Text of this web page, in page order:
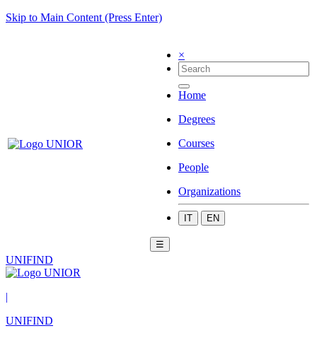
Skip to Main Content (Press Enter)
×
Home
Degrees
Courses
People
Organizations
IT EN
☰
UNIFIND
|
UNIFIND